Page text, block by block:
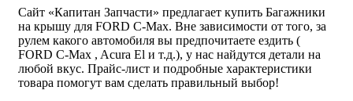
Сайт «Капитан Запчасти» предлагает купить Багажники
на крышу для FORD C-Max. Вне зависимости от того, за
рулем какого автомобиля вы предпочитаете ездить (
FORD C-Max , Acura El и т.д.), у нас найдутся детали на
любой вкус. Прайс-лист и подробные характеристики
товара помогут вам сделать правильный выбор!